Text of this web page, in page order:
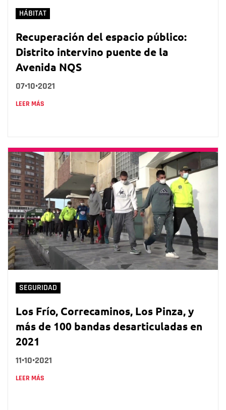
HÁBITAT
Recuperación del espacio público:
Distrito intervino puente de la
Avenida NQS
07•10•2021
LEER MÁS
SEGURIDAD
Los Frío, Correcaminos, Los Pinza, y
más de 100 bandas desarticuladas en
2021
11•10•2021
LEER MÁS